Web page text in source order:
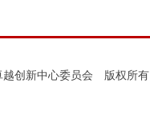
创新中心委员会 版权所有